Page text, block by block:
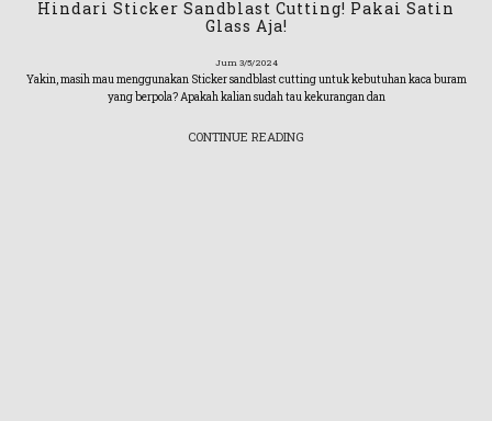
Hindari Sticker Sandblast Cutting! Pakai Satin
Glass Aja!
Jum 3/5/2024
Yakin, masih mau menggunakan Sticker sandblast cutting untuk kebutuhan kaca buram
yang berpola? Apakah kalian sudah tau kekurangan dan
CONTINUE READING